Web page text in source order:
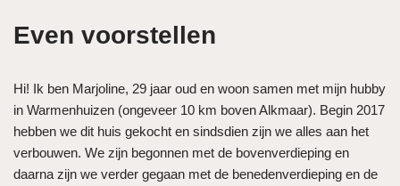
Even voorstellen
Hi! Ik ben Marjoline, 29 jaar oud en woon samen met mijn hubby
in Warmenhuizen (ongeveer 10 km boven Alkmaar). Begin 2017
hebben we dit huis gekocht en sindsdien zijn we alles aan het
verbouwen. We zijn begonnen met de bovenverdieping en
daarna zijn we verder gegaan met de benedenverdieping en de